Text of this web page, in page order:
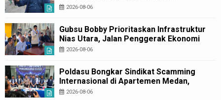
2026-08-06
Gubsu Bobby Prioritaskan Infrastruktur
Nias Utara, Jalan Penggerak Ekonomi
Mulai Dibenahi
2026-08-06
Poldasu Bongkar Sindikat Scamming
Internasional di Apartemen Medan,
Korban Rugi Rp6,7 Miliar
2026-08-06